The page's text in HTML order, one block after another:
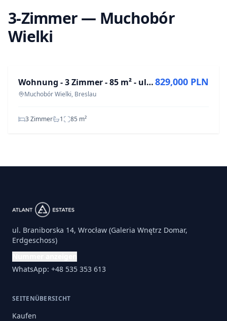
3-Zimmer — Muchobór
Wielki
Wohnung - 3 Zimmer - 85 m² - ul. Drohobycka Wrocław Muchobór Wielki
Muchobór Wielki, Breslau
829,000 PLN
3 Zimmer 1 85 m²
ul. Braniborska 14, Wrocław (Galeria Wnętrz Domar,
Erdgeschoss)
WhatsApp: +48 535 353 613
SEITENÜBERSICHT
Kaufen